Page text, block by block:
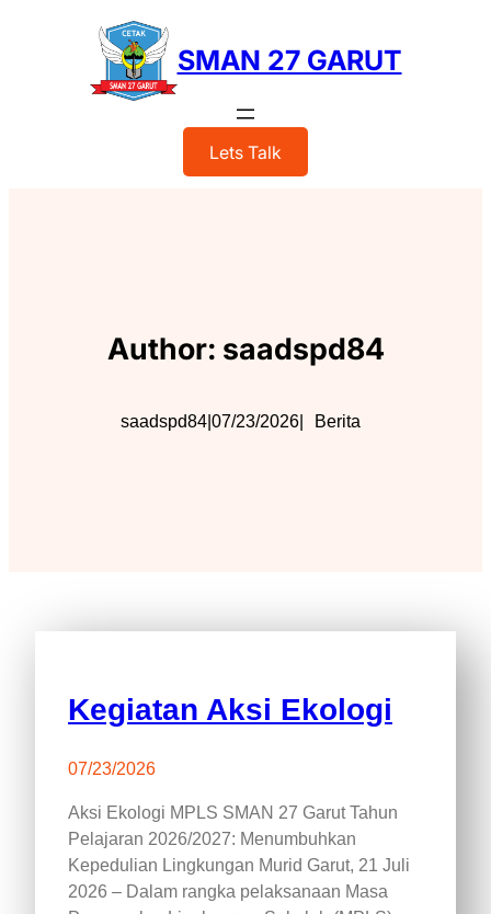
SMAN 27 GARUT
Lets Talk
Author: saadspd84
saadspd84| 07/23/2026| Berita
Kegiatan Aksi Ekologi
07/23/2026
Aksi Ekologi MPLS SMAN 27 Garut Tahun
Pelajaran 2026/2027: Menumbuhkan
Kepedulian Lingkungan Murid Garut, 21 Juli
2026 – Dalam rangka pelaksanaan Masa